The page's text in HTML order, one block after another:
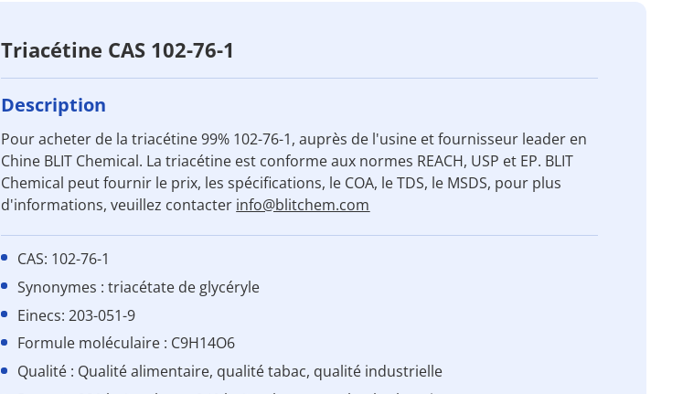
Triacétine CAS 102-76-1
Description
Pour acheter de la triacétine 99% 102-76-1, auprès de l'usine et fournisseur leader en
Chine BLIT Chemical. La triacétine est conforme aux normes REACH, USP et EP. BLIT
Chemical peut fournir le prix, les spécifications, le COA, le TDS, le MSDS, pour plus
d'informations, veuillez contacter info@blitchem.com
CAS: 102-76-1
Synonymes : triacétate de glycéryle
Einecs: 203-051-9
Formule moléculaire : C9H14O6
Qualité : Qualité alimentaire, qualité tabac, qualité industrielle